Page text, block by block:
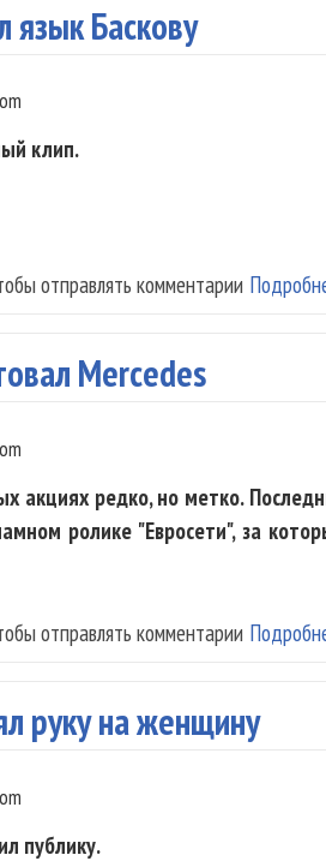
язык Баскову
клип.
отправлять комментарии
Mercedes
акциях редко, но метко.
ролике "Евросети", за
отправлять комментарии
руку на женщину
публику.